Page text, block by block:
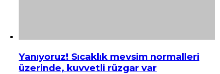
Yanıyoruz! Sıcaklık mevsim normalleri
üzerinde, kuvvetli rüzgar var